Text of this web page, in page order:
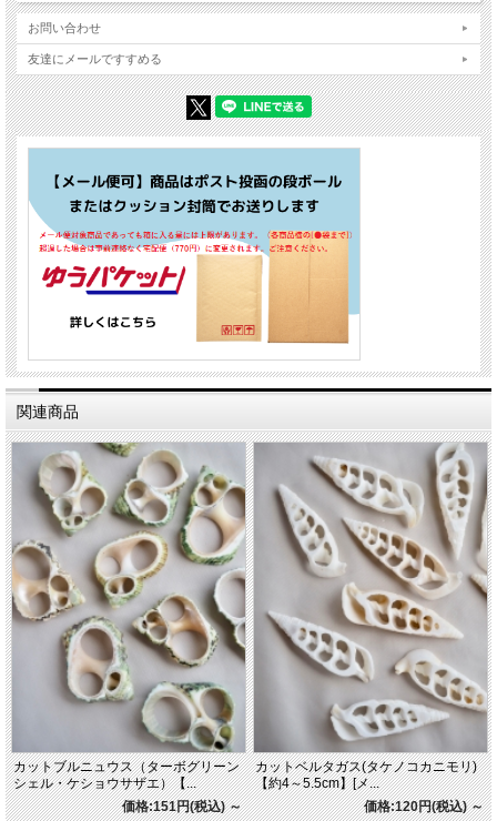
お問い合わせ
友達にメールですすめる
関連商品
カットブルニュウス（ターボグリーン
シェル・ケショウサザエ）【...
価格:151円(税込)～
カットベルタガス(タケノコカニモリ)
【約4～5.5cm】[メ...
価格:120円(税込)～